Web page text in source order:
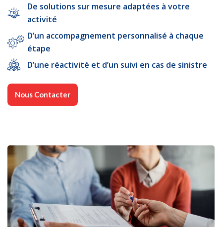
De solutions sur mesure adaptées à votre
activité
D’un accompagnement personnalisé à chaque
étape
D’une réactivité et d’un suivi en cas de sinistre
Nous Contacter